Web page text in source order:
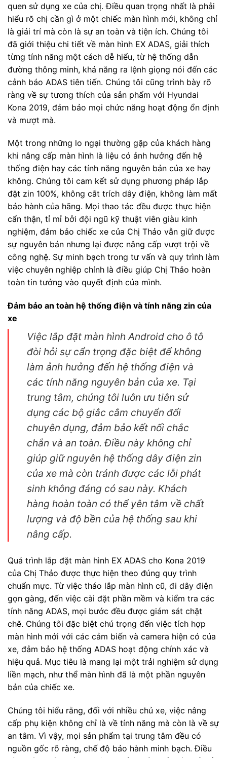
quen sử dụng xe của chị. Điều quan trọng nhất là phải
hiểu rõ chị cần gì ở một chiếc màn hình mới, không chỉ
là giải trí mà còn là sự an toàn và tiện ích. Chúng tôi
đã giới thiệu chi tiết về màn hình EX ADAS, giải thích
từng tính năng một cách dễ hiểu, từ hệ thống dẫn
đường thông minh, khả năng ra lệnh giọng nói đến các
cảnh báo ADAS tiên tiến. Chúng tôi cũng trình bày rõ
ràng về sự tương thích của sản phẩm với Hyundai
Kona 2019, đảm bảo mọi chức năng hoạt động ổn định
và mượt mà.
Một trong những lo ngại thường gặp của khách hàng
khi nâng cấp màn hình là liệu có ảnh hưởng đến hệ
thống điện hay các tính năng nguyên bản của xe hay
không. Chúng tôi cam kết sử dụng phương pháp lắp
đặt zin 100%, không cắt trích dây điện, không làm mất
bảo hành của hãng. Mọi thao tác đều được thực hiện
cẩn thận, tỉ mỉ bởi đội ngũ kỹ thuật viên giàu kinh
nghiệm, đảm bảo chiếc xe của Chị Thảo vẫn giữ được
sự nguyên bản nhưng lại được nâng cấp vượt trội về
công nghệ. Sự minh bạch trong tư vấn và quy trình làm
việc chuyên nghiệp chính là điều giúp Chị Thảo hoàn
toàn tin tưởng vào quyết định của mình.
Đảm bảo an toàn hệ thống điện và tính năng zin của
xe
Việc lắp đặt màn hình Android cho ô tô
đòi hỏi sự cẩn trọng đặc biệt để không
làm ảnh hưởng đến hệ thống điện và
các tính năng nguyên bản của xe. Tại
trung tâm, chúng tôi luôn ưu tiên sử
dụng các bộ giắc cắm chuyển đổi
chuyên dụng, đảm bảo kết nối chắc
chắn và an toàn. Điều này không chỉ
giúp giữ nguyên hệ thống dây điện zin
của xe mà còn tránh được các lỗi phát
sinh không đáng có sau này. Khách
hàng hoàn toàn có thể yên tâm về chất
lượng và độ bền của hệ thống sau khi
nâng cấp.
Quá trình lắp đặt màn hình EX ADAS cho Kona 2019
của Chị Thảo được thực hiện theo đúng quy trình
chuẩn mực. Từ việc tháo lắp màn hình cũ, đi dây điện
gọn gàng, đến việc cài đặt phần mềm và kiểm tra các
tính năng ADAS, mọi bước đều được giám sát chặt
chẽ. Chúng tôi đặc biệt chú trọng đến việc tích hợp
màn hình mới với các cảm biến và camera hiện có của
xe, đảm bảo hệ thống ADAS hoạt động chính xác và
hiệu quả. Mục tiêu là mang lại một trải nghiệm sử dụng
liền mạch, như thể màn hình đã là một phần nguyên
bản của chiếc xe.
Chúng tôi hiểu rằng, đối với nhiều chủ xe, việc nâng
cấp phụ kiện không chỉ là về tính năng mà còn là về sự
an tâm. Vì vậy, mọi sản phẩm tại trung tâm đều có
nguồn gốc rõ ràng, chế độ bảo hành minh bạch. Điều